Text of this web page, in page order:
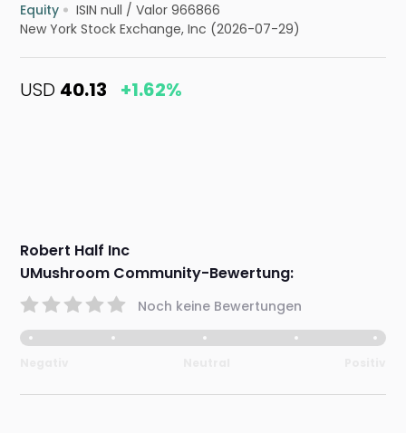
Equity ISIN null /Valor 966866
New York Stock Exchange, Inc (2026-07-29)
USD 40.13 +1.62%
Robert Half Inc
UMushroom Community-Bewertung:
Noch keine Bewertungen